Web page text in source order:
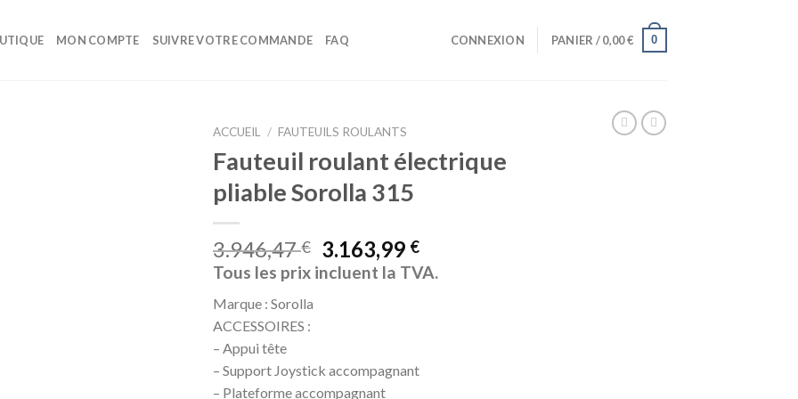
MON COMPTE SUIVRE VOTRE COMMANDE FAQ CONNEXION PANIER /0,00€ 0
ACCUEIL / FAUTEUILS ROULANTS
Fauteuil roulant électrique
pliable Sorolla 315
3.946,47€ 3.163,99 €
Tous les prix incluent la TVA.
Marque : Sorolla
ACCESSOIRES :
– Appui tête
– Support Joystick accompagnant
– Plateforme accompagnant